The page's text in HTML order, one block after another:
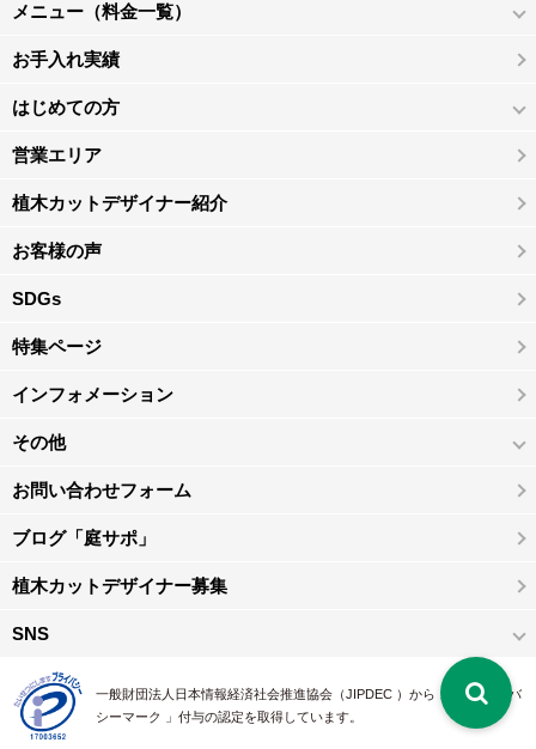
メニュー（料金一覧）
お手入れ実績
はじめての方
営業エリア
植木カットデザイナー紹介
お客様の声
SDGs
特集ページ
インフォメーション
その他
お問い合わせフォーム
ブログ「庭サポ」
植木カットデザイナー募集
SNS
一般財団法人日本情報経済社会推進協会（JIPDEC ）から 、「 プライバ
シーマーク 」付与の認定を取得しています。